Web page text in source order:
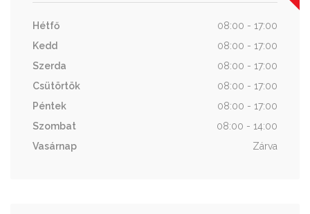
Hétfő
08:00 - 17:00
Kedd
08:00 - 17:00
Szerda
08:00 - 17:00
Csütörtök
08:00 - 17:00
Péntek
08:00 - 17:00
Szombat
08:00 - 14:00
Vasárnap
Zárva